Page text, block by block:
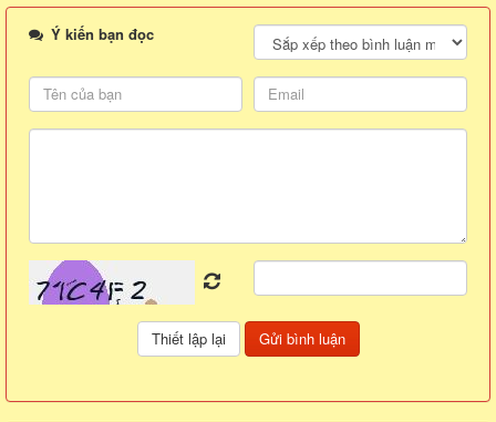
Ý kiến bạn đọc